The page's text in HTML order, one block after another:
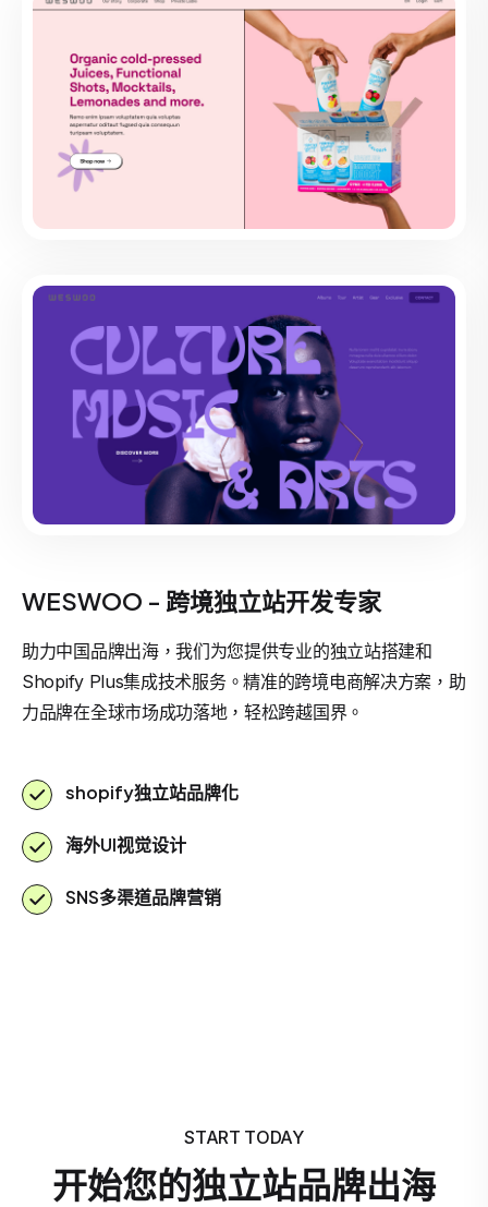
WESWOO - 跨境独立站开发专家
助力中国品牌出海，我们为您提供专业的独立站搭建和
Shopify Plus集成技术服务。精准的跨境电商解决方案，助
力品牌在全球市场成功落地，轻松跨越国界。
shopify独立站品牌化
海外UI视觉设计
SNS多渠道品牌营销
START TODAY
开始您的独立站品牌出海